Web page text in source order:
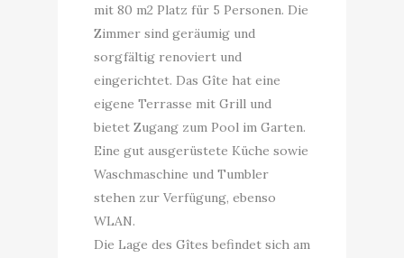
mit 80 m2 Platz für 5 Personen. Die
Zimmer sind geräumig und
sorgfältig renoviert und
eingerichtet. Das Gîte hat eine
eigene Terrasse mit Grill und
bietet Zugang zum Pool im Garten.
Eine gut ausgerüstete Küche sowie
Waschmaschine und Tumbler
stehen zur Verfügung, ebenso
WLAN.
Die Lage des Gîtes befindet sich am